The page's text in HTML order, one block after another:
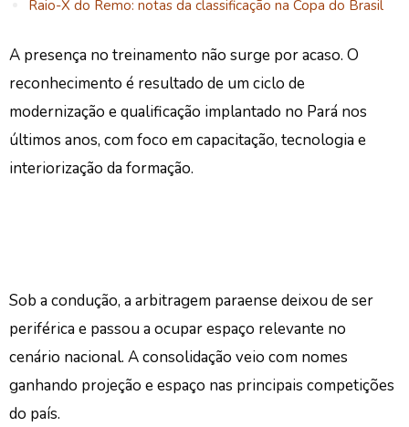
Raio-X do Remo: notas da classificação na Copa do Brasil
A presença no treinamento não surge por acaso. O
reconhecimento é resultado de um ciclo de
modernização e qualificação implantado no Pará nos
últimos anos, com foco em capacitação, tecnologia e
interiorização da formação.
Sob a condução, a arbitragem paraense deixou de ser
periférica e passou a ocupar espaço relevante no
cenário nacional. A consolidação veio com nomes
ganhando projeção e espaço nas principais competições
do país.